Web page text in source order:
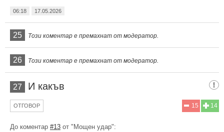
06:18 17.05.2026
25 Този коментар е премахнат от модератор.
26 Този коментар е премахнат от модератор.
27 И какъв
14
15
ОТГОВОР
До коментар #13 от "Мощен удар":